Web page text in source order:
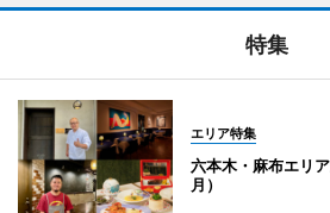
特集
エリア特集
六本木・麻布エリ
月）